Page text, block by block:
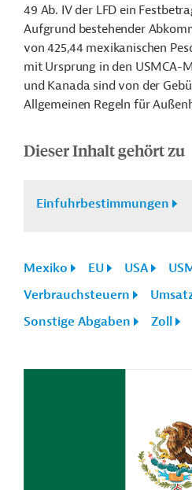
49 Ab. IV der LFD ein
Aufgrund bestehender
von 425,44 mexikanischen
mit Ursprung in den USMCA-
und Kanada sind von der
Allgemeinen Regeln für
Dieser Inhalt gehört zu
Einfuhrbestimmungen
Mexiko EU USA
Verbrauchsteuern
Sonstige Abgaben
Zoll